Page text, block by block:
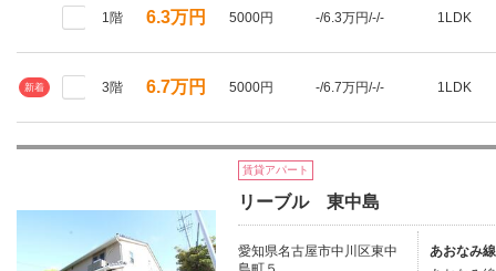
1階 6.3万円 5000円 -/6.3万円/-/- 1LDK
新着 3階 6.7万円 5000円 -/6.7万円/-/- 1LDK
賃貸アパート
リーブル 東中島
愛知県名古屋市中川区東中
あおなみ